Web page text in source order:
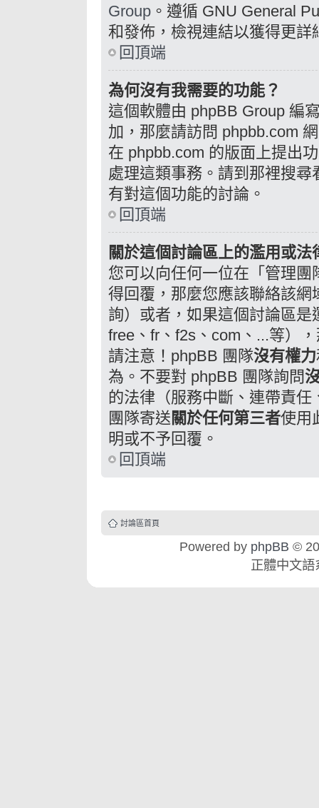
Group 。遵循 GNU General
和發佈，檢視連結以獲得更詳
回頂端
為何沒有我需要的功能？
這個軟體由 phpBB Group 編
加，那麼請訪問 phpbb.com
在 phpbb.com 的版面上提出
處理這類事務。請到那裡搜
有對這個功能的討論。
回頂端
關於這個討論區上的濫用或
您可以向任何一位在「管理
得回覆，那麼您應該聯絡該
詢）或者，如果這個討論區
free、fr、f2s、com、...等）
請注意！phpBB 團隊沒有權力
為。不要對 phpBB 團隊詢問
的法律（服務中斷、連帶責
團隊寄送 關於任何第三者使用
明或不予回覆。
回頂端
討論區首頁
Powered by phpBB ©
正體中文